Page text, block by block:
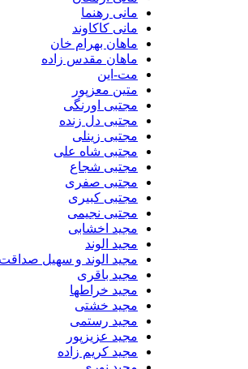
مانی رهنما
مانی کاکاوند
ماهان بهرام خان
ماهان مقدس زاده
مت-این
متین معزپور
مجتبی اورنگی
مجتبی دل زنده
مجتبی زینلی
مجتبی شاه علی
مجتبی شجاع
مجتبی صفری
مجتبی کبیری
مجتبی نجیمی
مجید اخشابی
مجید الوند‎
مجید الوند و سهیل صداقت
مجید باقری
مجید خراطها
مجید خشتی
مجید رستمی
مجید عزیزپور
مجید کریم زاده